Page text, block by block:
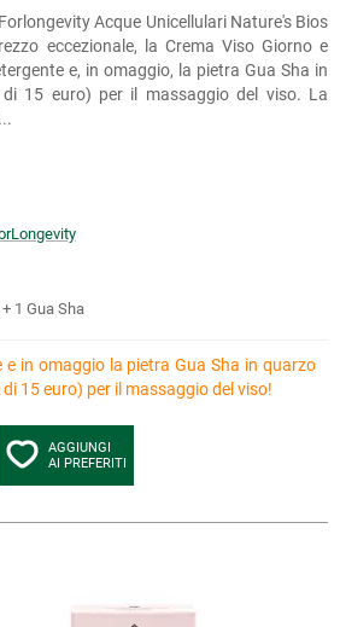
Acque Unicellulari Nature's Bios
eccezionale, la Crema Viso Giorno e
e, in omaggio, la pietra Gua Sha in
15 euro) per il massaggio del viso. La
1 Gua Sha
e in omaggio la pietra Gua Sha in quarzo
15 euro) per il massaggio del viso!
AGGIUNGI
AI PREFERITI